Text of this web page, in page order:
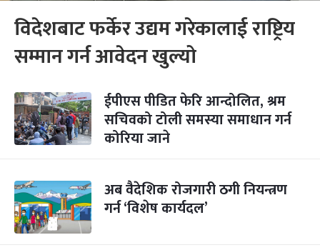
विदेशबाट फर्केर उद्यम गरेकालाई राष्ट्रिय
सम्मान गर्न आवेदन खुल्यो
ईपीएस पीडित फेरि आन्दोलित, श्रम
सचिवको टोली समस्या समाधान गर्न
कोरिया जाने
अब वैदेशिक रोजगारी ठगी नियन्त्रण
गर्न ‘विशेष कार्यदल’